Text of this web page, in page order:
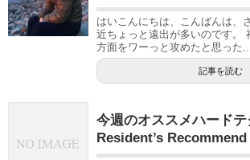
はいこんにちは、こんばんは、
近ちょっと遠出が多いのです。
方面をワーっと攻めたと思った...
記事を読む
今週のオススメハードテ
Resident’s Recommend